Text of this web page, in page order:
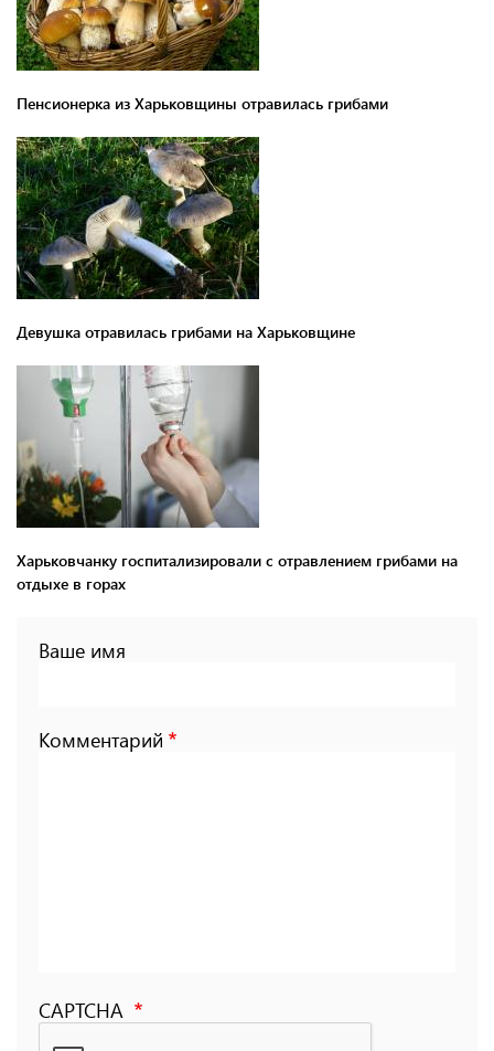
Пенсионерка из Харьковщины отравилась грибами
Девушка отравилась грибами на Харьковщине
Харьковчанку госпитализировали с отравлением грибами на
отдыхе в горах
Ваше имя
Комментарий
CAPTCHA